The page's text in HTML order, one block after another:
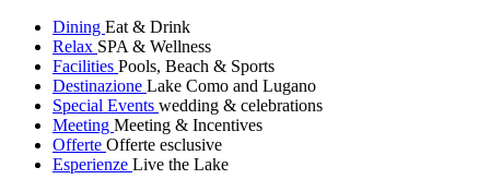
Dining Eat & Drink
Relax SPA & Wellness
Facilities Pools, Beach & Sports
Destinazione Lake Como and Lugano
Special Events wedding & celebrations
Meeting Meeting & Incentives
Offerte Offerte esclusive
Esperienze Live the Lake